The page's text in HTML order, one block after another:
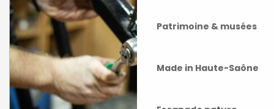
Patrimoine & musées
Made in Haute-Saône